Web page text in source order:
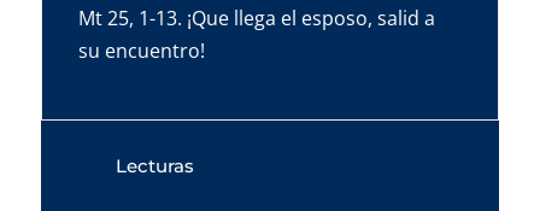
Mt 25, 1-13. ¡Que llega el esposo, salid a
su encuentro!
Lecturas